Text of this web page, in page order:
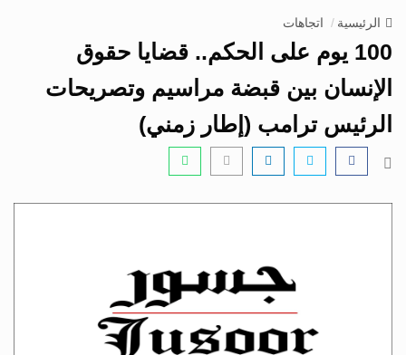
g
a
i
o
الرئيسية اتجاهات
100 يوم على الحكم.. قضايا حقوق
الإنسان بين قبضة مراسيم وتصريحات
الرئيس ترامب (إطار زمني)